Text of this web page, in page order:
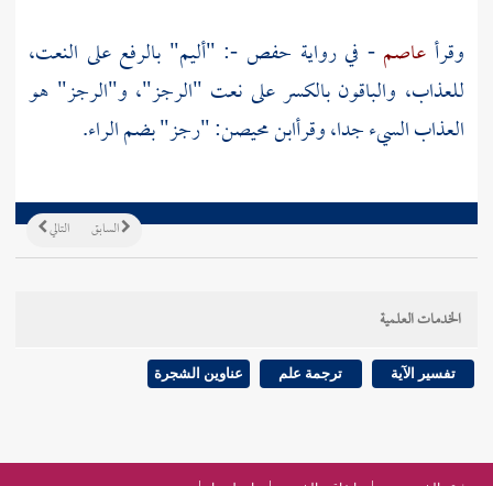
وقرأ عاصم- في رواية حفص -: "أليم" بالرفع على النعت،
للعذاب، والباقون بالكسر على نعت "الرجز"، و"الرجز" هو
العذاب السيء جدا، وقرأابن محيصن:"رجز" بضم الراء.
التالي السابق
الخدمات العلمية
تفسير الآية ترجمة علم عناوين الشجرة